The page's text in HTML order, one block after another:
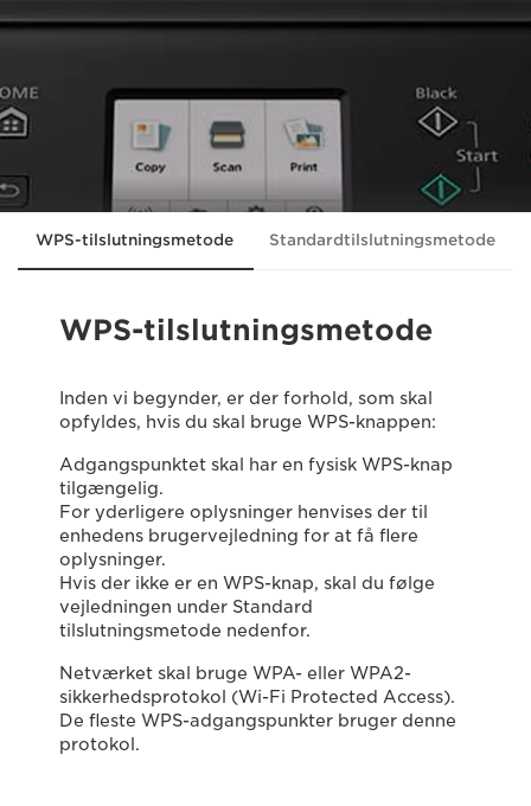
WPS-tilslutningsmetode Standardtilslutningsmetode
WPS-tilslutningsmetode
Inden vi begynder, er der forhold, som skal
opfyldes, hvis du skal bruge WPS-knappen:
Adgangspunktet skal har en fysisk WPS-knap
tilgængelig.
For yderligere oplysninger henvises der til
enhedens brugervejledning for at få flere
oplysninger.
Hvis der ikke er en WPS-knap, skal du følge
vejledningen under Standard
tilslutningsmetode nedenfor.
Netværket skal bruge WPA- eller WPA2-
sikkerhedsprotokol (Wi-Fi Protected Access).
De fleste WPS-adgangspunkter bruger denne
protokol.